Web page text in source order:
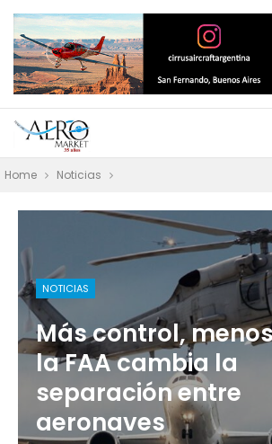
Home Noticias
NOTICIAS
Más control,
la FAA cambia la
separación entre
aeronaves